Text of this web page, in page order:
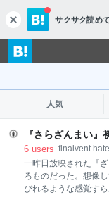
c
l
o
s
サクサク読めて
人気
『さらざんまい
6 users
一昨日放映された『
ろものだった。想像
びれるような感覚す